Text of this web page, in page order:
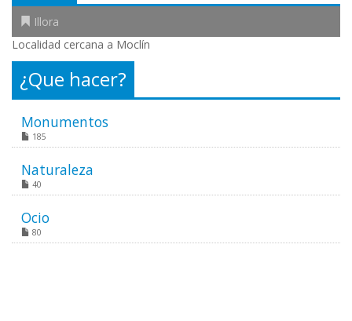
Illora
Localidad cercana a Moclín
¿Que hacer?
Monumentos
185
Naturaleza
40
Ocio
80